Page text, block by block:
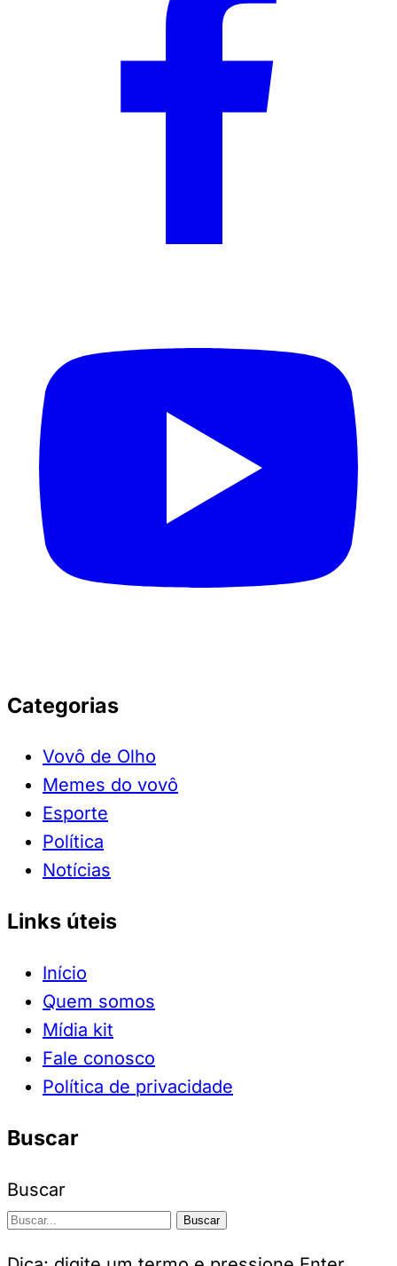
Categorias
Vovô de Olho
Memes do vovô
Esporte
Política
Notícias
Links úteis
Início
Quem somos
Mídia kit
Fale conosco
Política de privacidade
Buscar
Buscar
Buscar